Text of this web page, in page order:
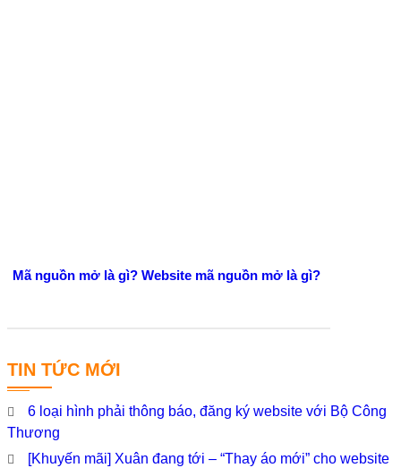
TIN TỨC MỚI
6 loại hình phải thông báo, đăng ký website với Bộ Công
Thương
[Khuyến mãi] Xuân đang tới – “Thay áo mới” cho website
Mã nguồn mở là gì? Website mã nguồn mở là gì?